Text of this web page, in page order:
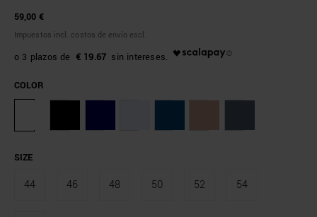
59,00 €
Impuestos incl. costos de envío escl.
€ 19.67
COLOR
SIZE
44 46 48 50 52 54